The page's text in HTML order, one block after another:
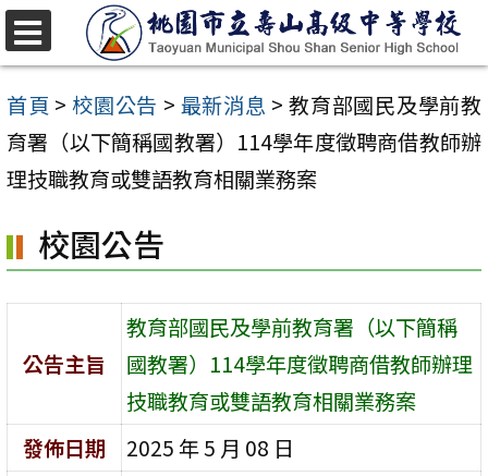
跳
至
主
要
內
區
首頁 > 校園公告 > 最新消息 > 教育部國民及學前教
育署（以下簡稱國教署）114學年度徵聘商借教師辦
理技職教育或雙語教育相關業務案
校園公告
公告主旨
教育部國民及學前教育署（以下簡稱
國教署）114學年度徵聘商借教師辦理
技職教育或雙語教育相關業務案
發佈日期
2025 年 5 月 08 日
選
單